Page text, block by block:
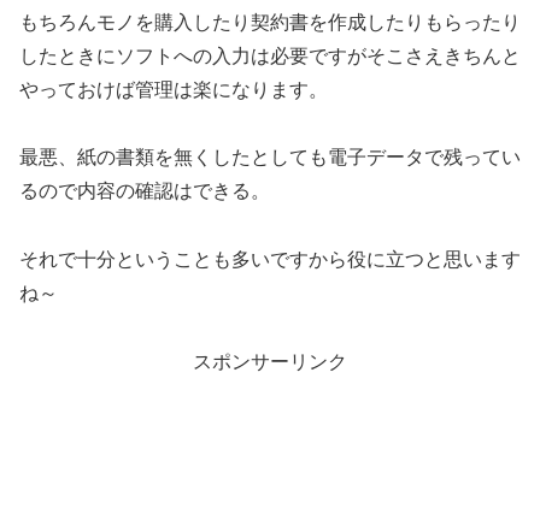
もちろんモノを購入したり契約書を作成したりもらったり
したときにソフトへの入力は必要ですがそこさえきちんと
やっておけば管理は楽になります。
最悪、紙の書類を無くしたとしても電子データで残ってい
るので内容の確認はできる。
それで十分ということも多いですから役に立つと思います
ね～
スポンサーリンク